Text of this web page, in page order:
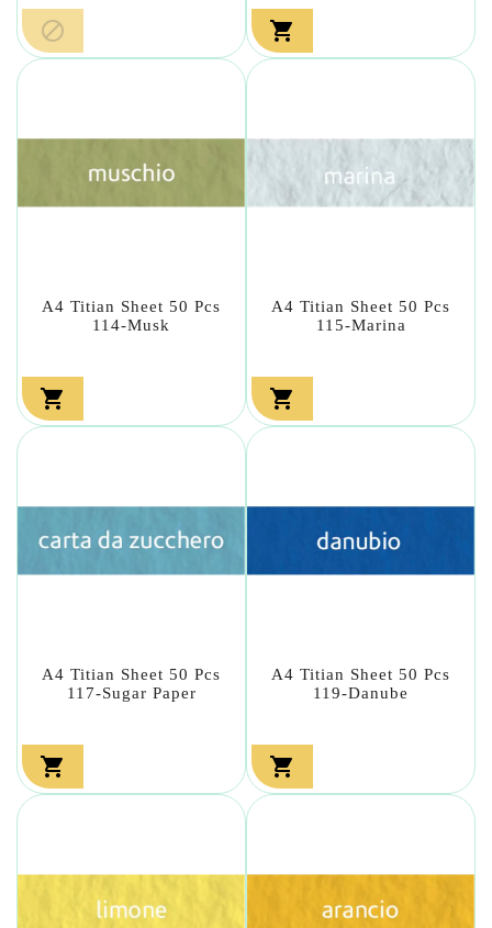
 
A4 Titian Sheet 50 Pcs
114-Musk

A4 Titian Sheet 50 Pcs
115-Marina

A4 Titian Sheet 50 Pcs
117-Sugar Paper

A4 Titian Sheet 50 Pcs
119-Danube
